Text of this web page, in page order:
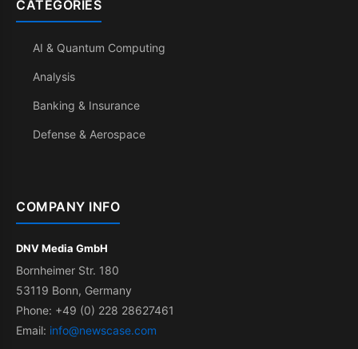
CATEGORIES
AI & Quantum Computing
Analysis
Banking & Insurance
Defense & Aerospace
COMPANY INFO
DNV Media GmbH
Bornheimer Str. 180
53119 Bonn, Germany
Phone: +49 (0) 228 28627461
Email: info@newscase.com